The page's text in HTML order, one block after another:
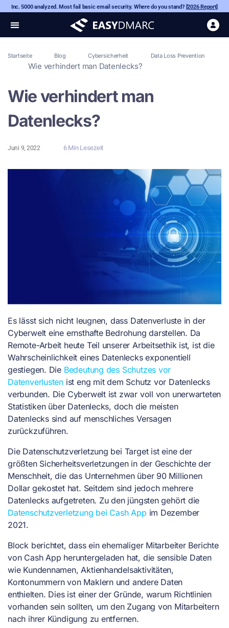
Inc. 5000 analyzed. Most fail basic email security. Where do you stand? [2026 Report]
Startseite Blog Cybersicherheit Data Loss Prevention
Wie verhindert man Datenlecks?
Wie verhindert man
Datenlecks?
Juni 9, 2022 6 Min Lesezeit
Es lässt sich nicht leugnen, dass Datenverluste in der
Cyberwelt eine ernsthafte Bedrohung darstellen. Da
Remote-Arbeit heute Teil unserer Arbeitsethik ist, ist die
Wahrscheinlichkeit eines Datenlecks exponentiell
gestiegen. Die Bedeutung des Schutzes vor
Datenverlusten ist eng mit dem Schutz vor Datenlecks
verbunden. Die Cyberwelt ist zwar voll von unerwarteten
Statistiken über Datenlecks, doch die meisten
Datenlecks sind auf menschliches Versagen
zurückzuführen.
Die Datenschutzverletzung bei Target ist eine der
größten Sicherheitsverletzungen in der Geschichte der
Menschheit, die das Unternehmen über 90 Millionen
Dollar gekostet hat. Seitdem sind jedoch mehrere
Datenlecks aufgetreten. Zu den jüngsten gehört die
Datenschutzverletzung bei Cash App im Dezember
2021.
Block berichtet, dass ein ehemaliger Mitarbeiter Berichte
von Cash App heruntergeladen hat, die sensible Daten
wie Kundennamen, Aktienhandelsaktivitäten,
Kontonummern von Maklern und andere Daten
enthielten. Dies ist einer der Gründe, warum Richtlinien
vorhanden sein sollten, um den Zugang von Mitarbeitern
nach ihrer Kündigung zu entfernen.